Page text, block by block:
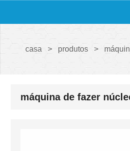
casa > produtos >
máquina de fazer